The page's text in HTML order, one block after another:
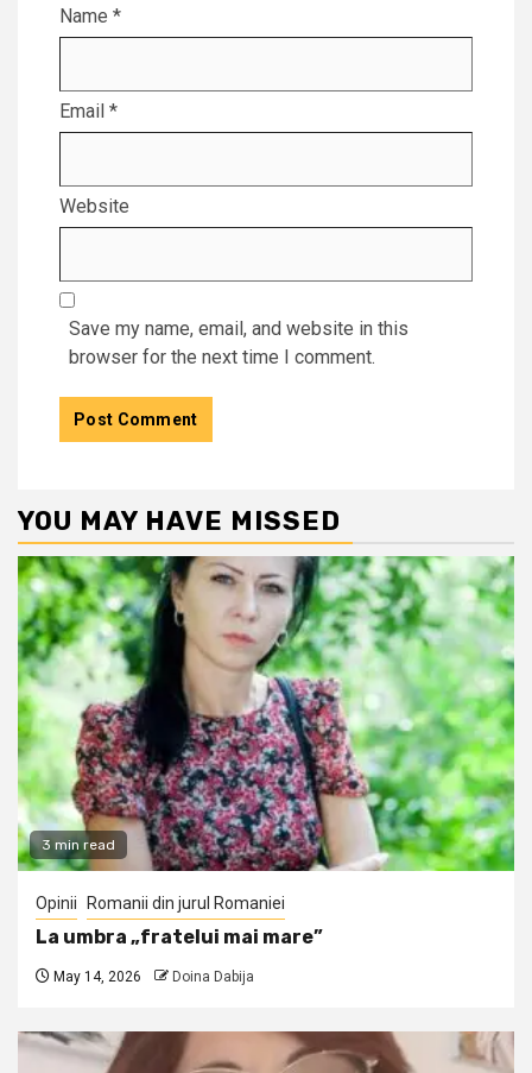
Name *
Email *
Website
Save my name, email, and website in this
browser for the next time I comment.
YOU MAY HAVE MISSED
3 min read
Opinii Romanii din jurul Romaniei
La umbra „fratelui mai mare”
May 14, 2026 Doina Dabija